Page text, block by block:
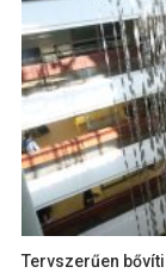
Tervszerűen